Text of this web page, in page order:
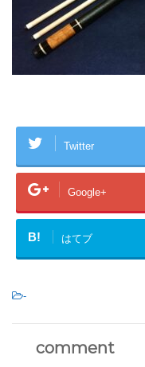
Twitter
Google+
B! はてブ
-
comment